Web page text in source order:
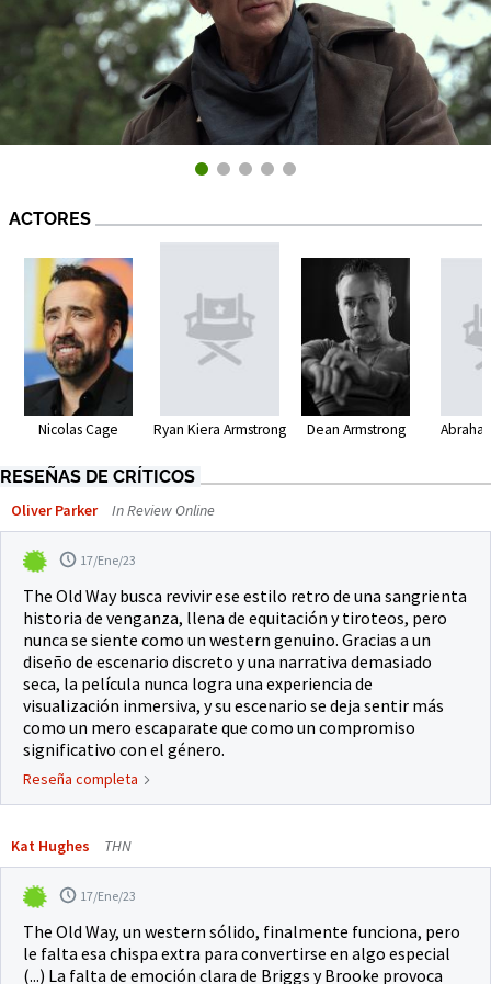
ACTORES
Nicolas Cage Ryan Kiera Armstrong Dean Armstrong
RESEÑAS DE CRÍTICOS
Oliver Parker In Review Online
17/Ene/23
The Old Way busca revivir ese estilo retro de una sangrienta
historia de venganza, llena de equitación y tiroteos, pero
nunca se siente como un western genuino. Gracias a un
diseño de escenario discreto y una narrativa demasiado
seca, la película nunca logra una experiencia de
visualización inmersiva, y su escenario se deja sentir más
como un mero escaparate que como un compromiso
significativo con el género.
Reseña completa
Kat Hughes THN
17/Ene/23
The Old Way, un western sólido, finalmente funciona, pero
le falta esa chispa extra para convertirse en algo especial
(...) La falta de emoción clara de Briggs y Brooke provoca